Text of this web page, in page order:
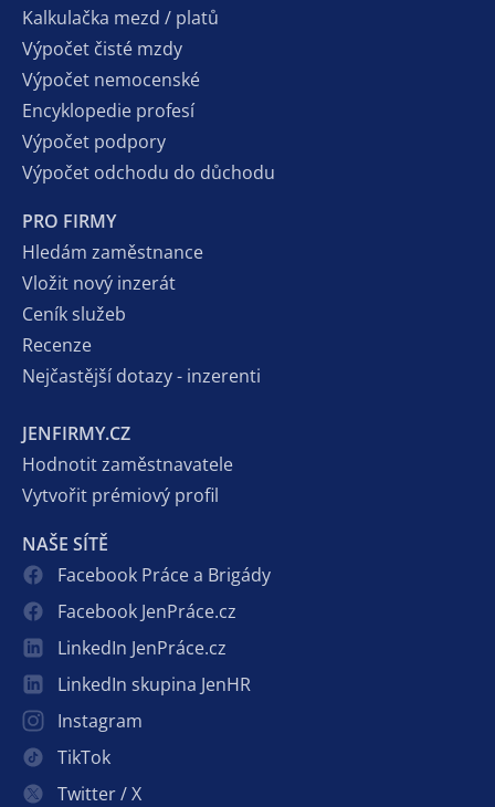
Kalkulačka mezd / platů
Výpočet čisté mzdy
Výpočet nemocenské
Encyklopedie profesí
Výpočet podpory
Výpočet odchodu do důchodu
PRO FIRMY
Hledám zaměstnance
Vložit nový inzerát
Ceník služeb
Recenze
Nejčastější dotazy - inzerenti
JENFIRMY.CZ
Hodnotit zaměstnavatele
Vytvořit prémiový profil
NAŠE SÍTĚ
Facebook Práce a Brigády
Facebook JenPráce.cz
LinkedIn JenPráce.cz
LinkedIn skupina JenHR
Instagram
TikTok
Twitter / X